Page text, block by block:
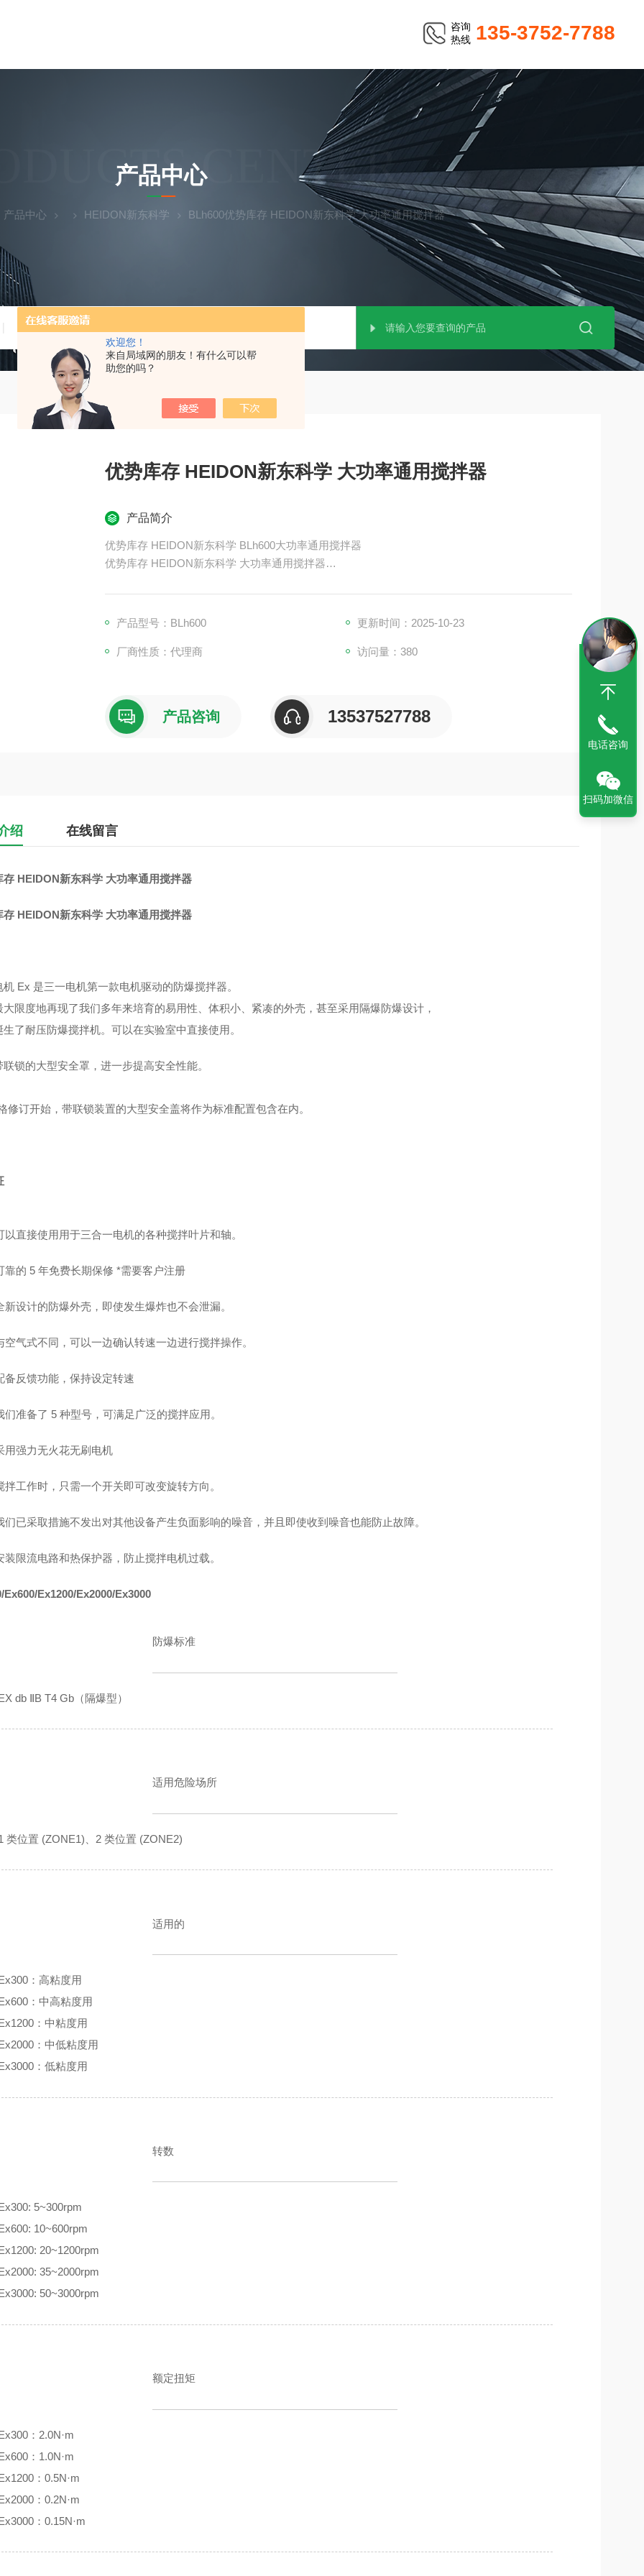
欢迎您！
来自局域网的朋友！有什么可以帮
助您的吗？
咨询
热线 135-3752-7788
技术文章
CENTER
产品中心
产品中心 HEIDON新东科学 BLh600优势库存 HEIDON新东科学 大功率通用搅拌器
优势库存 HEIDON新东科学 大功率通用搅拌器
产品简介
优势库存 HEIDON新东科学 BLh600大功率通用搅拌器
优势库存 HEIDON新东科学 大功率通用搅拌器
从而诞生了耐压防爆搅拌机。可以在实验室中直接使用。
产品型号：BLh600 更新时间：2025-10-23
厂商性质：代理商 访问量：380
产品咨询 13537527788
绍 在线留言
存 HEIDON新东科学 大功率通用搅拌器
存 HEIDON新东科学 大功率通用搅拌器
机 Ex 是三一电机第一款电机驱动的防爆搅拌器。
大限度地再现了我们多年来培育的易用性、体积小、紧凑的外壳，甚至采用隔爆防爆设计，
生了耐压防爆搅拌机。可以在实验室中直接使用。
联锁的大型安全罩，进一步提高安全性能。
修订开始，带联锁装置的大型安全盖将作为标准配置包含在内。
以直接使用用于三合一电机的各种搅拌叶片和轴。
靠的 5 年免费长期保修 *需要客户注册
新设计的防爆外壳，即使发生爆炸也不会泄漏。
空气式不同，可以一边确认转速一边进行搅拌操作。
备反馈功能，保持设定转速
们准备了 5 种型号，可满足广泛的搅拌应用。
用强力无火花无刷电机
拌工作时，只需一个开关即可改变旋转方向。
们已采取措施不发出对其他设备产生负面影响的噪音，并且即使收到噪音也能防止故障。
装限流电路和热保护器，防止搅拌电机过载。
Ex600/Ex1200/Ex2000/Ex3000
防爆标准
db ⅡB T4 Gb（隔爆型）
适用危险场所
类位置 (ZONE1)、2 类位置 (ZONE2)
适用的
：高粘度用
：中高粘度用
：中粘度用
：中低粘度用
：低粘度用
转数
5~300rpm
10~600rpm
20~1200rpm
35~2000rpm
50~3000rpm
额定扭矩
：2.0N·m
：1.0N·m
：0.5N·m
：0.2N·m
：0.15N·m
电话咨询
扫码加微信